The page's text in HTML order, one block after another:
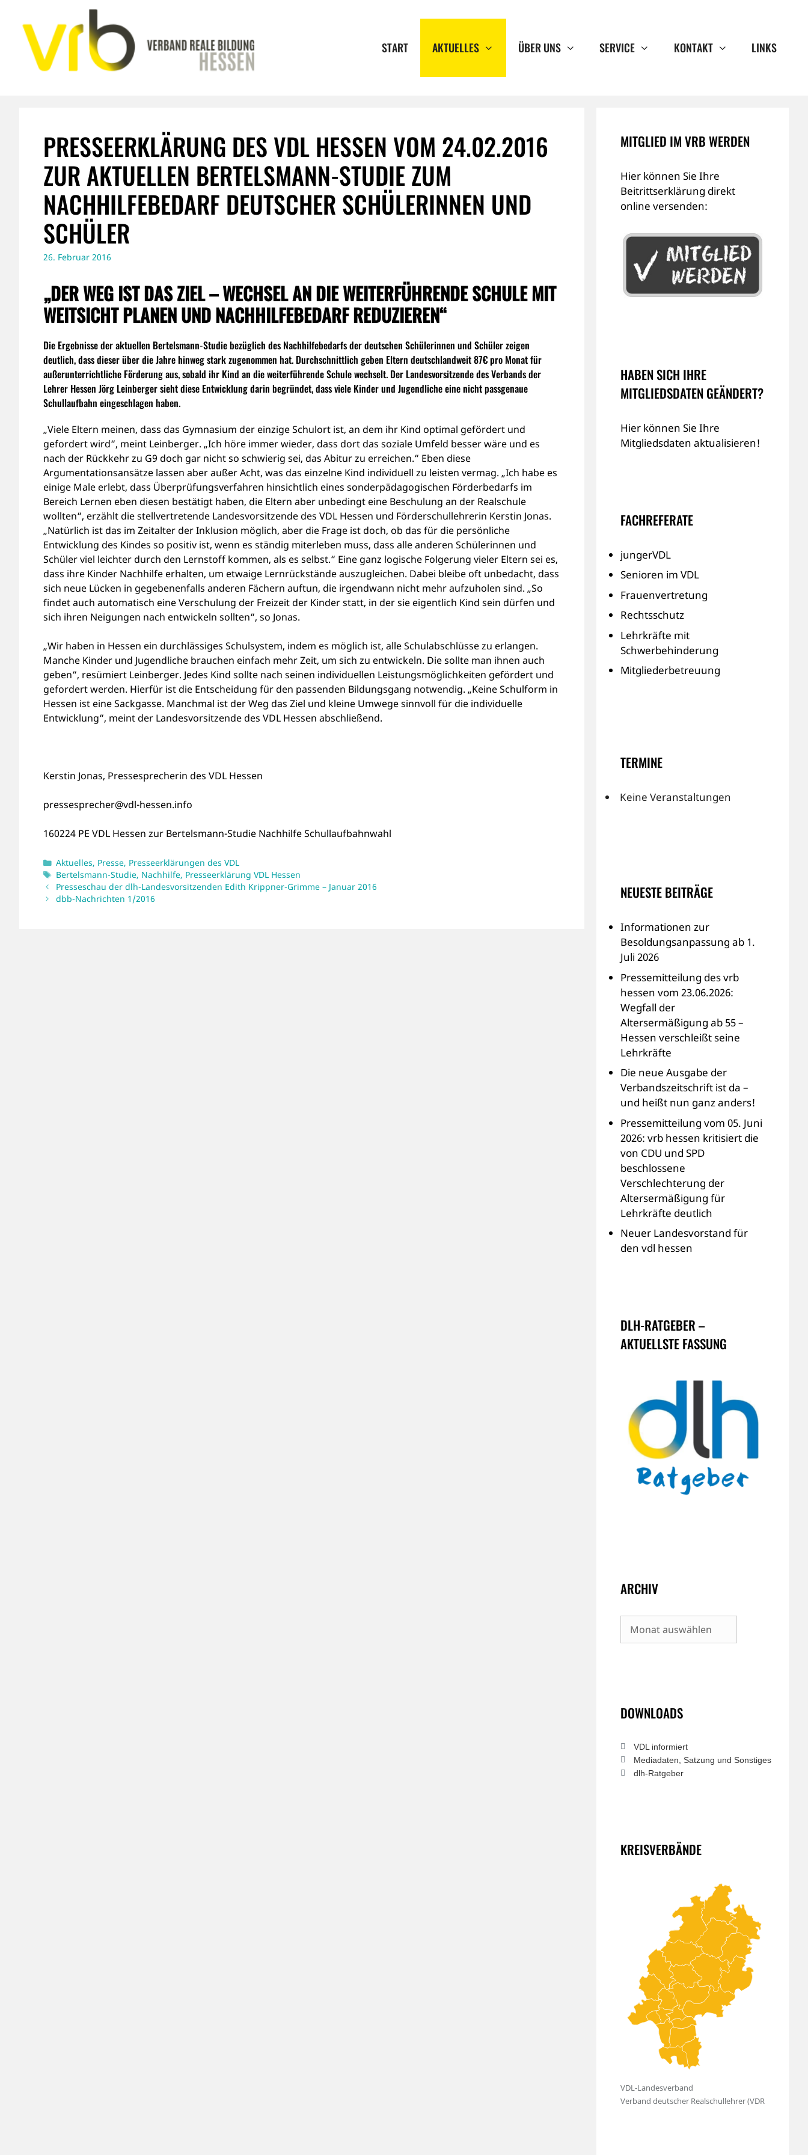
Inhalt
springen
START AKTUELLES ÜBER UNS SERVICE KONTAKT LINKS
PRESSEERKLÄRUNG DES VDL HESSEN VOM 24.02.2016
ZUR AKTUELLEN BERTELSMANN-STUDIE ZUM
NACHHILFEBEDARF DEUTSCHER SCHÜLERINNEN UND
SCHÜLER
26. Februar 2016
„DER WEG IST DAS ZIEL – WECHSEL AN DIE WEITERFÜHRENDE SCHULE MIT
WEITSICHT PLANEN UND NACHHILFEBEDARF REDUZIEREN“
Die Ergebnisse der aktuellen Bertelsmann-Studie bezüglich des Nachhilfebedarfs der deutschen Schülerinnen und Schüler zeigen
deutlich, dass dieser über die Jahre hinweg stark zugenommen hat. Durchschnittlich geben Eltern deutschlandweit 87€ pro Monat für
außerunterrichtliche Förderung aus, sobald ihr Kind an die weiterführende Schule wechselt. Der Landesvorsitzende des Verbands der
Lehrer Hessen Jörg Leinberger sieht diese Entwicklung darin begründet, dass viele Kinder und Jugendliche eine nicht passgenaue
Schullaufbahn eingeschlagen haben.
„Viele Eltern meinen, dass das Gymnasium der einzige Schulort ist, an dem ihr Kind optimal gefördert und
gefordert wird“, meint Leinberger. „Ich höre immer wieder, dass dort das soziale Umfeld besser wäre und es
nach der Rückkehr zu G9 doch gar nicht so schwierig sei, das Abitur zu erreichen.“ Eben diese
Argumentationsansätze lassen aber außer Acht, was das einzelne Kind individuell zu leisten vermag. „Ich habe es
einige Male erlebt, dass Überprüfungsverfahren hinsichtlich eines sonderpädagogischen Förderbedarfs im
Bereich Lernen eben diesen bestätigt haben, die Eltern aber unbedingt eine Beschulung an der Realschule
wollten“, erzählt die stellvertretende Landesvorsitzende des VDL Hessen und Förderschullehrerin Kerstin Jonas.
„Natürlich ist das im Zeitalter der Inklusion möglich, aber die Frage ist doch, ob das für die persönliche
Entwicklung des Kindes so positiv ist, wenn es ständig miterleben muss, dass alle anderen Schülerinnen und
Schüler viel leichter durch den Lernstoff kommen, als es selbst.“ Eine ganz logische Folgerung vieler Eltern sei es,
dass ihre Kinder Nachhilfe erhalten, um etwaige Lernrückstände auszugleichen. Dabei bleibe oft unbedacht, dass
sich neue Lücken in gegebenenfalls anderen Fächern auftun, die irgendwann nicht mehr aufzuholen sind. „So
findet auch automatisch eine Verschulung der Freizeit der Kinder statt, in der sie eigentlich Kind sein dürfen und
sich ihren Neigungen nach entwickeln sollten“, so Jonas.
„Wir haben in Hessen ein durchlässiges Schulsystem, indem es möglich ist, alle Schulabschlüsse zu erlangen.
Manche Kinder und Jugendliche brauchen einfach mehr Zeit, um sich zu entwickeln. Die sollte man ihnen auch
geben“, resümiert Leinberger. Jedes Kind sollte nach seinen individuellen Leistungsmöglichkeiten gefördert und
gefordert werden. Hierfür ist die Entscheidung für den passenden Bildungsgang notwendig. „Keine Schulform in
Hessen ist eine Sackgasse. Manchmal ist der Weg das Ziel und kleine Umwege sinnvoll für die individuelle
Entwicklung“, meint der Landesvorsitzende des VDL Hessen abschließend.
Kerstin Jonas, Pressesprecherin des VDL Hessen
pressesprecher@vdl-hessen.info
160224 PE VDL Hessen zur Bertelsmann-Studie Nachhilfe Schullaufbahnwahl
Kategorien
Aktuelles, Presse, Presseerklärungen des VDL
Schlagwörter
Bertelsmann-Studie, Nachhilfe, Presseerklärung VDL Hessen
Presseschau der dlh-Landesvorsitzenden Edith Krippner-Grimme – Januar 2016
dbb-Nachrichten 1/2016
MITGLIED IM VRB WERDEN
Hier können Sie Ihre
Beitrittserklärung direkt
online versenden:
HABEN SICH IHRE
MITGLIEDSDATEN GEÄNDERT?
Hier können Sie Ihre
Mitgliedsdaten aktualisieren!
FACHREFERATE
jungerVDL
Senioren im VDL
Frauenvertretung
Rechtsschutz
Lehrkräfte mit
Schwerbehinderung
Mitgliederbetreuung
TERMINE
Keine Veranstaltungen
NEUESTE BEITRÄGE
Informationen zur
Besoldungsanpassung ab 1.
Juli 2026
Pressemitteilung des vrb
hessen vom 23.06.2026:
Wegfall der
Altersermäßigung ab 55 –
Hessen verschleißt seine
Lehrkräfte
Die neue Ausgabe der
Verbandszeitschrift ist da –
und heißt nun ganz anders!
Pressemitteilung vom 05. Juni
2026: vrb hessen kritisiert die
von CDU und SPD
beschlossene
Verschlechterung der
Altersermäßigung für
Lehrkräfte deutlich
Neuer Landesvorstand für
den vdl hessen
DLH-RATGEBER –
AKTUELLSTE FASSUNG
ARCHIV
Archiv
DOWNLOADS
VDL informiert
Mediadaten, Satzung und Sonstiges
dlh-Ratgeber
KREISVERBÄNDE